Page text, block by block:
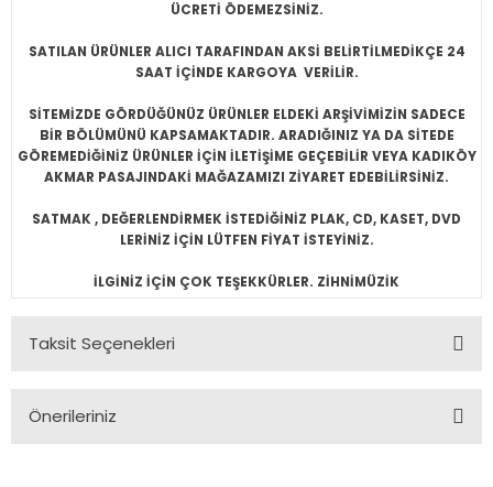
ÜCRETİ ÖDEMEZSİNİZ.
SATILAN ÜRÜNLER ALICI TARAFINDAN AKSİ BELİRTİLMEDİKÇE 24
SAAT İÇİNDE KARGOYA VERİLİR.
SİTEMİZDE GÖRDÜĞÜNÜZ ÜRÜNLER ELDEKİ ARŞİVİMİZİN SADECE
BİR BÖLÜMÜNÜ KAPSAMAKTADIR. ARADIĞINIZ YA DA SİTEDE
GÖREMEDİĞİNİZ ÜRÜNLER İÇİN İLETİŞİME GEÇEBİLİR VEYA KADIKÖY
AKMAR PASAJINDAKİ MAĞAZAMIZI ZİYARET EDEBİLİRSİNİZ.
SATMAK , DEĞERLENDİRMEK İSTEDİĞİNİZ PLAK, CD, KASET, DVD
LERİNİZ İÇİN LÜTFEN FİYAT İSTEYİNİZ.
İLGİNİZ İÇİN ÇOK TEŞEKKÜRLER. ZİHNİMÜZİK
Taksit Seçenekleri
Önerileriniz